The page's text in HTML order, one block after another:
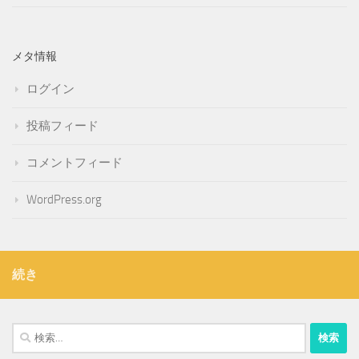
メタ情報
ログイン
投稿フィード
コメントフィード
WordPress.org
続き
検
索: